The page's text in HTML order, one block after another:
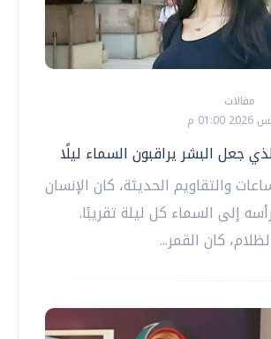
مقالات
جعل البشر يراقبون السماء ليلًا
والتقاويم الحديثة، كان الإنسان
إلى السماء كل ليلة تقريبًا.
كان القمر...